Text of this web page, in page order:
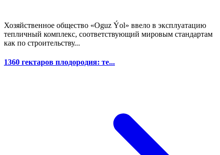
Хозяйственное общество «Oguz Ýol» ввело в эксплуатацию
тепличный комплекс, соответствующий мировым стандартам
как по строительству...
1360 гектаров плодородия: те...